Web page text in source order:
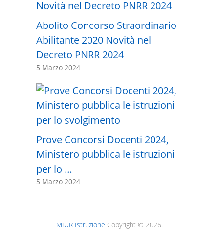
Abolito Concorso Straordinario
Abilitante 2020 Novità nel
Decreto PNRR 2024
5 Marzo 2024
Prove Concorsi Docenti 2024,
Ministero pubblica le istruzioni
per lo …
5 Marzo 2024
MIUR Istruzione Copyright © 2026.